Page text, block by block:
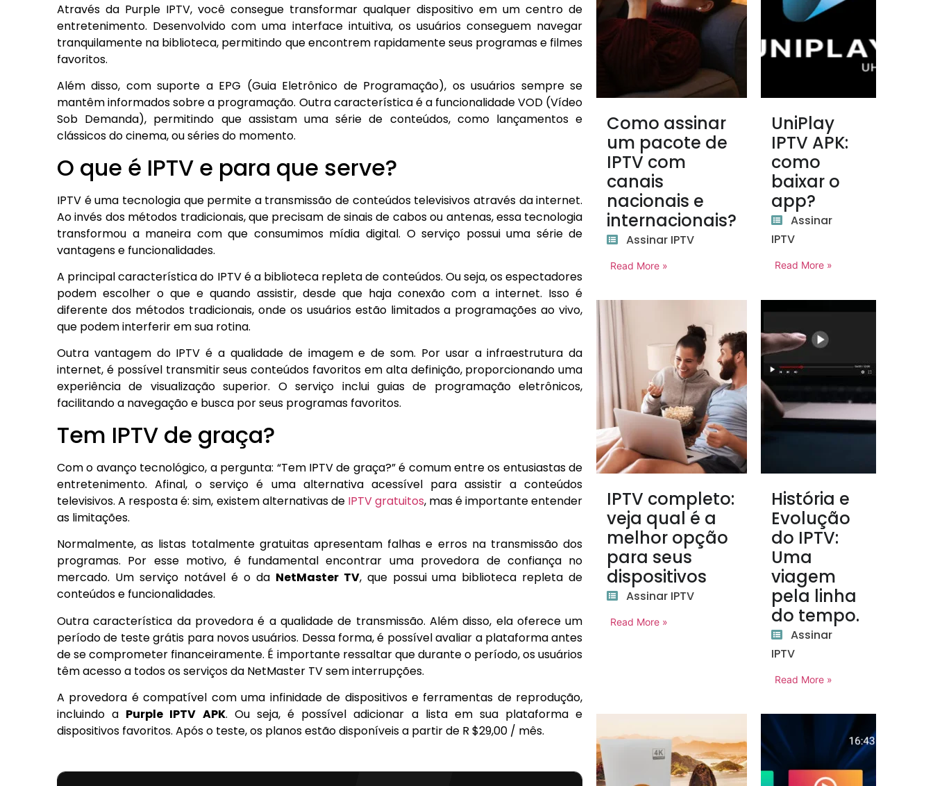
Através da Purple IPTV, você consegue transformar qualquer dispositivo em um centro de
entretenimento. Desenvolvido com uma interface intuitiva, os usuários conseguem navegar
tranquilamente na biblioteca, permitindo que encontrem rapidamente seus programas e filmes
favoritos.
Além disso, com suporte a EPG (Guia Eletrônico de Programação), os usuários sempre se
mantêm informados sobre a programação. Outra característica é a funcionalidade VOD (Vídeo
Sob Demanda), permitindo que assistam uma série de conteúdos, como lançamentos e
clássicos do cinema, ou séries do momento.
O que é IPTV e para que serve?
IPTV é uma tecnologia que permite a transmissão de conteúdos televisivos através da internet.
Ao invés dos métodos tradicionais, que precisam de sinais de cabos ou antenas, essa tecnologia
transformou a maneira com que consumimos mídia digital. O serviço possui uma série de
vantagens e funcionalidades.
A principal característica do IPTV é a biblioteca repleta de conteúdos. Ou seja, os espectadores
podem escolher o que e quando assistir, desde que haja conexão com a internet. Isso é
diferente dos métodos tradicionais, onde os usuários estão limitados a programações ao vivo,
que podem interferir em sua rotina.
Outra vantagem do IPTV é a qualidade de imagem e de som. Por usar a infraestrutura da
internet, é possível transmitir seus conteúdos favoritos em alta definição, proporcionando uma
experiência de visualização superior. O serviço inclui guias de programação eletrônicos,
facilitando a navegação e busca por seus programas favoritos.
Tem IPTV de graça?
Com o avanço tecnológico, a pergunta: “Tem IPTV de graça?” é comum entre os entusiastas de
entretenimento. Afinal, o serviço é uma alternativa acessível para assistir a conteúdos
televisivos. A resposta é: sim, existem alternativas de IPTV gratuitos, mas é importante entender
as limitações.
Normalmente, as listas totalmente gratuitas apresentam falhas e erros na transmissão dos
programas. Por esse motivo, é fundamental encontrar uma provedora de confiança no
mercado. Um serviço notável é o da NetMaster TV, que possui uma biblioteca repleta de
conteúdos e funcionalidades.
Outra característica da provedora é a qualidade de transmissão. Além disso, ela oferece um
período de teste grátis para novos usuários. Dessa forma, é possível avaliar a plataforma antes
de se comprometer financeiramente. É importante ressaltar que durante o período, os usuários
têm acesso a todos os serviços da NetMaster TV sem interrupções.
A provedora é compatível com uma infinidade de dispositivos e ferramentas de reprodução,
incluindo a Purple IPTV APK. Ou seja, é possível adicionar a lista em sua plataforma e
dispositivos favoritos. Após o teste, os planos estão disponíveis a partir de R $29,00 / mês.
Como assinar
um pacote de
IPTV com
canais
nacionais e
internacionais?
Assinar IPTV
Read More »
UniPlay
IPTV APK:
como
baixar o
app?
Assinar
IPTV
Read More »
IPTV completo:
veja qual é a
melhor opção
para seus
dispositivos
Assinar IPTV
Read More »
História e
Evolução
do IPTV:
Uma
viagem
pela linha
do tempo.
Assinar
IPTV
Read More »